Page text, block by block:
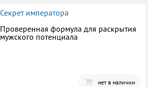
Секрет императора
Проверенная формула для раскрытия
мужского потенциала
нет в наличии